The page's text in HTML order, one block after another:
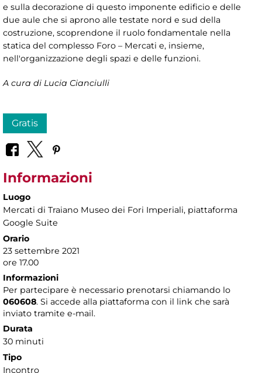
e sulla decorazione di questo imponente edificio e delle
due aule che si aprono alle testate nord e sud della
costruzione, scoprendone il ruolo fondamentale nella
statica del complesso Foro – Mercati e, insieme,
nell'organizzazione degli spazi e delle funzioni.
A cura di Lucia Cianciulli
Gratis
Informazioni
Luogo
Mercati di Traiano Museo dei Fori Imperiali, piattaforma
Google Suite
Orario
23 settembre 2021
ore 17.00
Informazioni
Per partecipare è necessario prenotarsi chiamando lo
060608. Si accede alla piattaforma con il link che sarà
inviato tramite e-mail.
Durata
30 minuti
Tipo
Incontro